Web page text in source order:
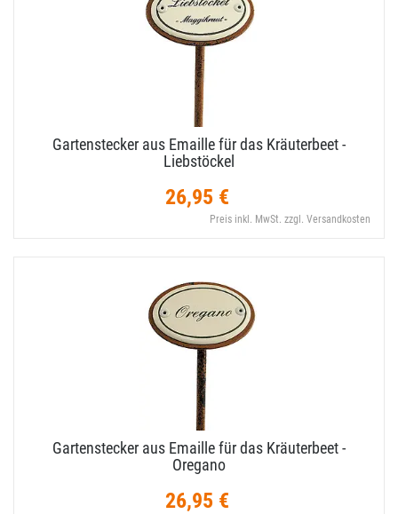
Gartenstecker aus Emaille für das Kräuterbeet -
Liebstöckel
26,95 €
Preis inkl. MwSt. zzgl. Versandkosten
Gartenstecker aus Emaille für das Kräuterbeet -
Oregano
26,95 €